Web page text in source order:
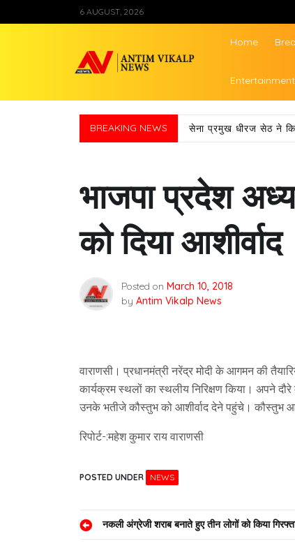
to
6 AUGUST, 2026
Antim Vikalp
Home
Entertainment
BREAKING NEWS सेना प्रमुख धीरज सेठ ने
भाजपा प्रदेश
को दिया आशीर्वाद
Posted on March 10, 2018
by Antim Vikalp News
वाराणसी। प्रधानमंत्री नरेंद्र मोदी के आगमन की
कार्यक्रम स्थलों का स्थलीय निरिक्षण किया। अपने
उनके भतीजे कौस्तुभ को आशीर्वाद देने पहुंचे। कौस्तुभ
रिपोर्ट-:महेश कुमार राय वाराणसी
POSTED UNDER NEWS
Postनकली अंग्रेजी शराब बनाते हुए तीन लोगों को किया